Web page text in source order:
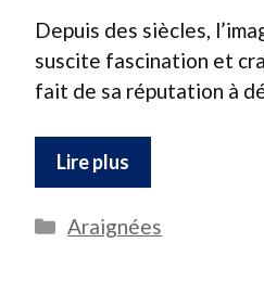
Depuis des siècles,
suscite fascination et
fait de sa réputation à
Lire plus
Catégories
Araignées